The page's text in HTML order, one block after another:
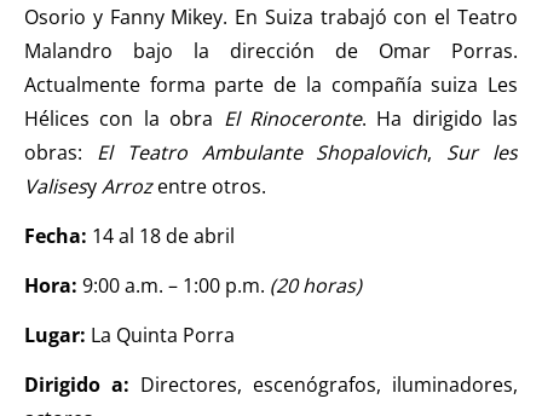
Osorio y Fanny Mikey. En Suiza trabajó con el Teatro
Malandro bajo la dirección de Omar Porras.
Actualmente forma parte de la compañía suiza Les
Hélices con la obra El Rinoceronte. Ha dirigido las
obras: El Teatro Ambulante Shopalovich, Sur les
ValisesyArrozentre otros.
Fecha: 14 al 18 de abril
Hora: 9:00 a.m. – 1:00 p.m. (20 horas)
Lugar: La Quinta Porra
Dirigido a: Directores, escenógrafos, iluminadores,